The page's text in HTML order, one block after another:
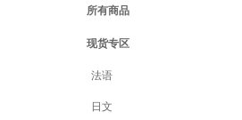
所有商品
现货专区
法语
日文